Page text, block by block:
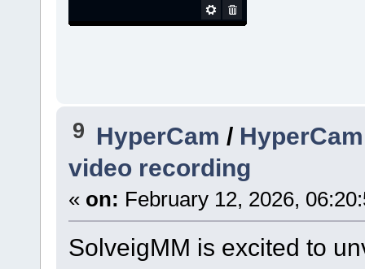
9 HyperCam /
video recording
« on: February 12, 2026,
SolveigMM is excited to